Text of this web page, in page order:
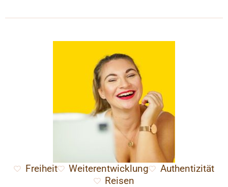
Freiheit Weiterentwicklung
Authentizität
Reisen